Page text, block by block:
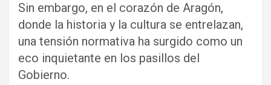
Sin embargo, en el corazón de Aragón,
donde la historia y la cultura se entrelazan,
una tensión normativa ha surgido como un
eco inquietante en los pasillos del
Gobierno.